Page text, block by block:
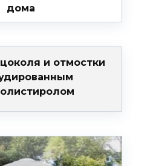
дома
и отмостки